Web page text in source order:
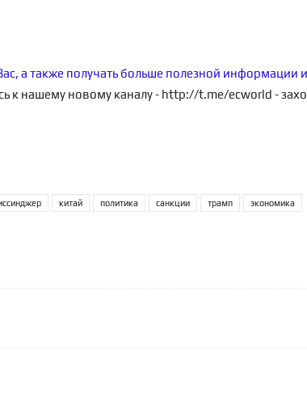
а также получать больше полезной информации
к нашему новому каналу - http://t.me/ecworld -
китай политика санкции трамп экономика